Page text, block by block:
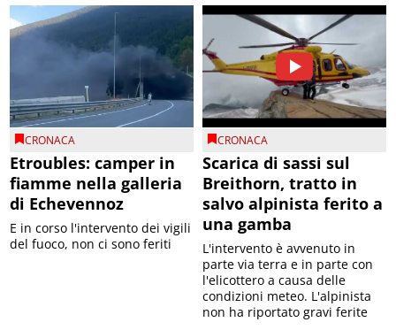
CRONACA
Etroubles: camper in
fiamme nella galleria
di Echevennoz
E in corso l'intervento dei vigili
del fuoco, non ci sono feriti
CRONACA
Scarica di sassi sul
Breithorn, tratto in
salvo alpinista ferito a
una gamba
L'intervento è avvenuto in
parte via terra e in parte con
l'elicottero a causa delle
condizioni meteo. L'alpinista
non ha riportato gravi ferite